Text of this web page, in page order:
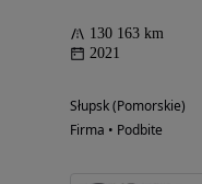
130 163 km
2021
Słupsk (Pomorskie)
Firma • Podbite